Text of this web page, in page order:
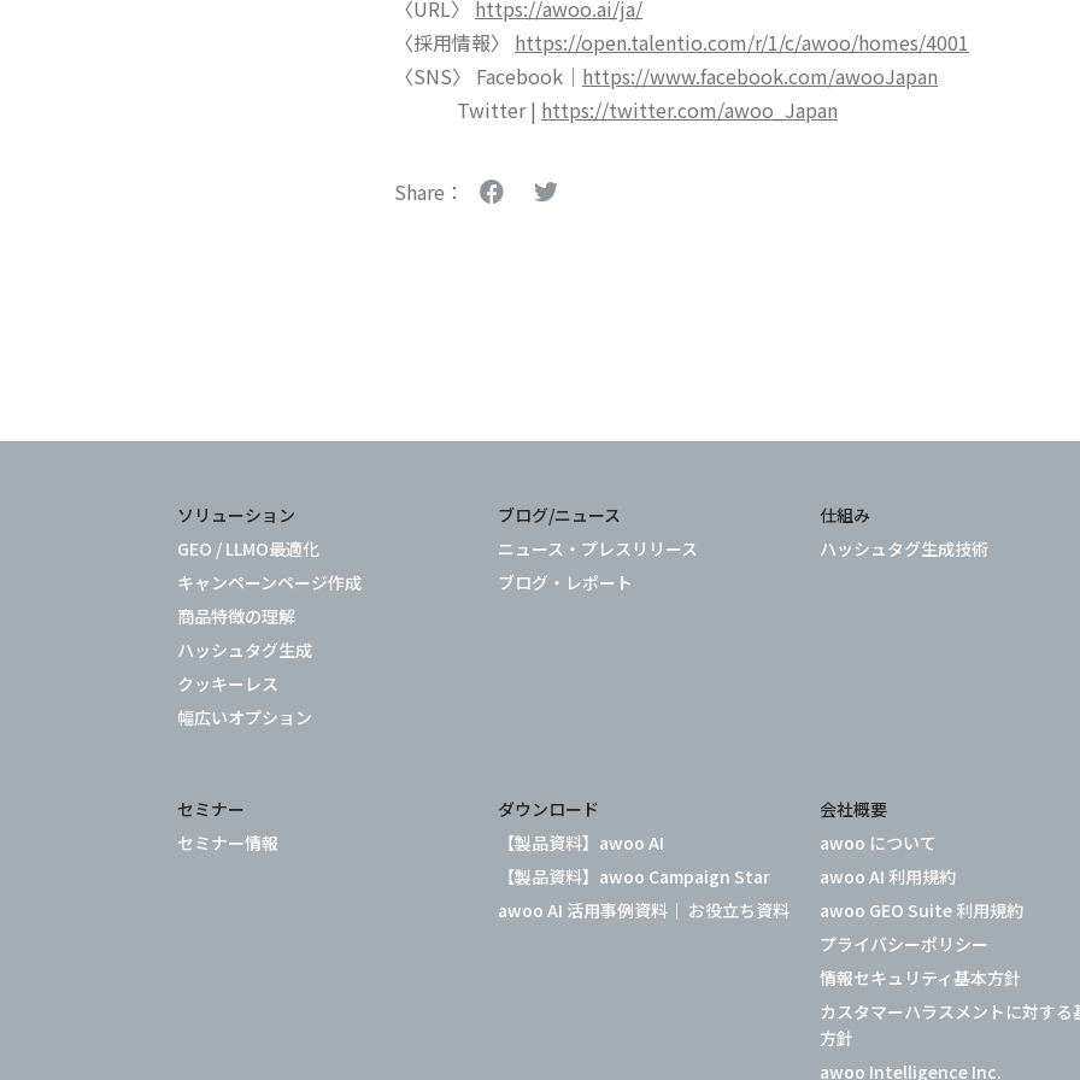
〈URL〉 https://awoo.ai/ja/
〈採用情報〉 https://open.talentio.com/r/1/c/awoo/homes/4001
〈SNS〉 Facebook｜ https://www.facebook.com/awooJapan
Twitter | https://twitter.com/awoo_Japan
Share：
ソリューション
GEO / LLMO最適化
キャンペーンページ作成
商品特徴の理解
ハッシュタグ生成
クッキーレス
幅広いオプション
ブログ/ニュース
ニュース・プレスリリース
ブログ・レポート
仕組み
ハッシュタグ生成技術
セミナー
セミナー情報
ダウンロード
【製品資料】awoo AI
【製品資料】awoo Campaign Star
awoo AI 活用事例資料｜ お役立ち資料
会社概要
awoo について
awoo AI 利用規約
awoo GEO Suite 利用規約
プライバシーポリシー
情報セキュリティ基本方針
カスタマーハラスメントに対する
方針
awoo Intelligence Inc.